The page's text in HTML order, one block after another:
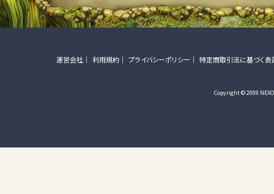
運営会社 利用規約 プライバシーポリシー 特定商取引法に基づく表
Copyright © 2009